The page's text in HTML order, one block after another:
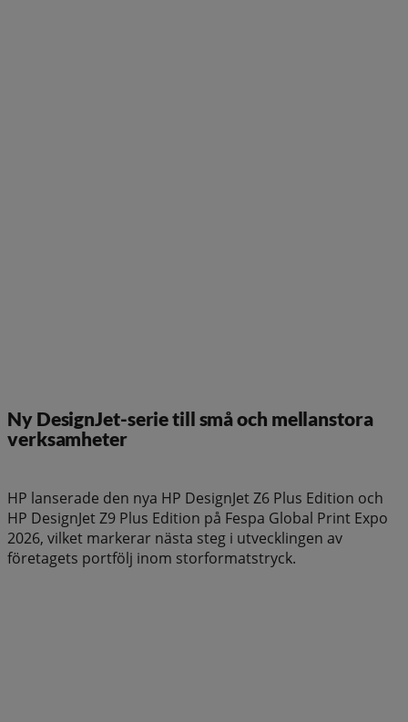
Ny DesignJet-serie till små och mellanstora
verksamheter
HP lanserade den nya HP DesignJet Z6 Plus Edition och
HP DesignJet Z9 Plus Edition på Fespa Global Print Expo
2026, vilket markerar nästa steg i utvecklingen av
företagets portfölj inom storformatstryck.